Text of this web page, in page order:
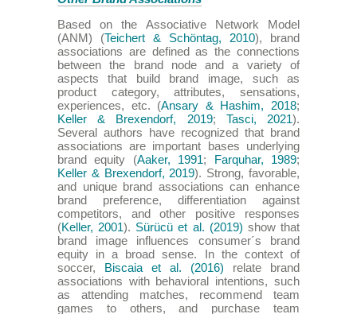
Based on the Associative Network Model
(ANM) (Teichert & Schöntag, 2010), brand
associations are defined as the connections
between the brand node and a variety of
aspects that build brand image, such as
product category, attributes, sensations,
experiences, etc. (Ansary & Hashim, 2018;
Keller & Brexendorf, 2019; Tasci, 2021).
Several authors have recognized that brand
associations are important bases underlying
brand equity (Aaker, 1991; Farquhar, 1989;
Keller & Brexendorf, 2019). Strong, favorable,
and unique brand associations can enhance
brand preference, differentiation against
competitors, and other positive responses
(Keller, 2001). Sürücü et al. (2019) show that
brand image influences consumer´s brand
equity in a broad sense. In the context of
soccer, Biscaia et al. (2016) relate brand
associations with behavioral intentions, such
as attending matches, recommend team
games to others, and purchase team